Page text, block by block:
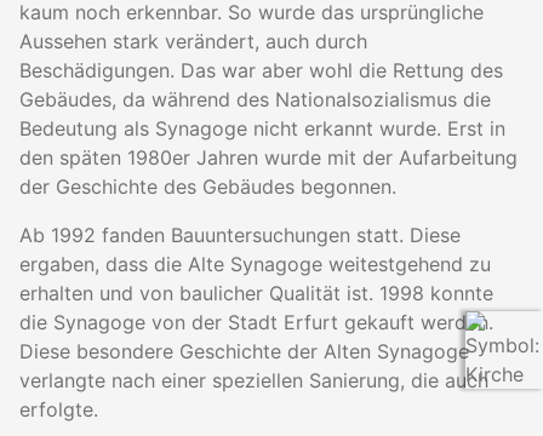
kaum noch erkennbar. So wurde das ursprüngliche
Aussehen stark verändert, auch durch
Beschädigungen. Das war aber wohl die Rettung des
Gebäudes, da während des Nationalsozialismus die
Bedeutung als Synagoge nicht erkannt wurde. Erst in
den späten 1980er Jahren wurde mit der Aufarbeitung
der Geschichte des Gebäudes begonnen.
Ab 1992 fanden Bauuntersuchungen statt. Diese
ergaben, dass die Alte Synagoge weitestgehend zu
erhalten und von baulicher Qualität ist. 1998 konnte
die Synagoge von der Stadt Erfurt gekauft werden.
Diese besondere Geschichte der Alten Synagoge
verlangte nach einer speziellen Sanierung, die auch
erfolgte.